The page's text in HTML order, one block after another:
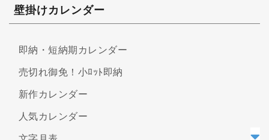
壁掛けカレンダー
即納・短納期カレンダー
売切れ御免！小ﾛｯﾄ即納
新作カレンダー
人気カレンダー